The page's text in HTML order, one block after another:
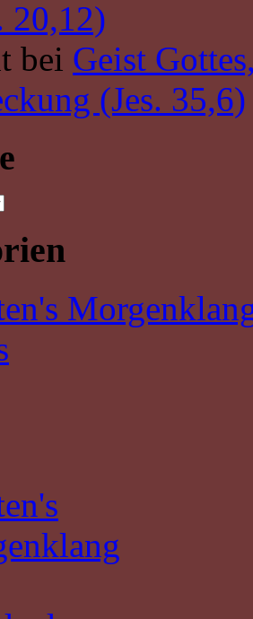
20,12)
bei Geist
(Jes. 35,6)